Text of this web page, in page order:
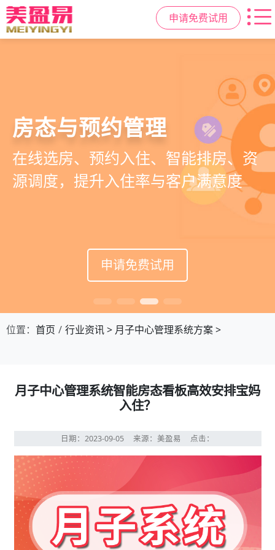
申请免费试用
会员营销与智能锁客
会员积分、套餐定制、精准营销、客
户关怀，提升复购与转介绍
申请免费试用
智慧月子中心管理系统
一站式解决月子中心入住、护理、
餐饮、会员、财务、营销全流程管
理
申请免费试用
母婴健康与护理管理
宝宝每日体征记录、妈妈产后康复跟
踪、护理计划执行，科学照护更安心
申请免费试用
房态与预约管理
在线选房、预约入住、智能排房、资
源调度，提升入住率与客户满意度
申请免费试用
位置： 首页 行业资讯> 月子中心管理系统方案>
月子中心管理系统智能房态看板高效安排宝妈
入住？
日期：2023-09-05 来源：美盈易 点击：